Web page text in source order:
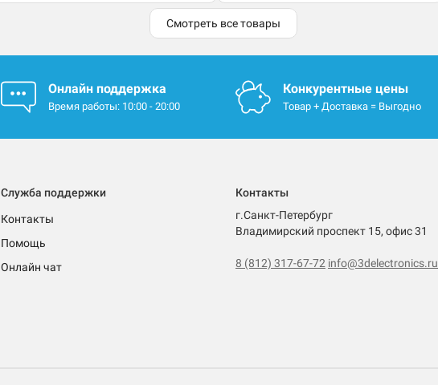
Смотреть все товары
Онлайн поддержка
Время работы: 10:00 - 20:00
Конкурентные цены
Товар + Доставка = Выгодно
Служба поддержки
Контакты
Помощь
Онлайн чат
Контакты
г.Санкт-Петербург
Владимирский проспект 15, офис 31
8 (812) 317-67-72 info@3delectronics.ru